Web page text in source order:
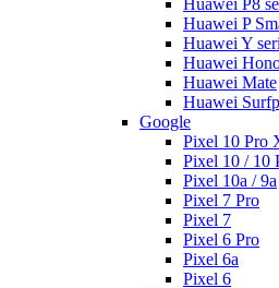
Huawei P8
Huawei P
Huawei Y
Huawei
Huawei Mate
Huawei
Google
Pixel 10 Pro
Pixel 10 / 10
Pixel 10a / 9a
Pixel 7 Pro
Pixel 7
Pixel 6 Pro
Pixel 6a
Pixel 6